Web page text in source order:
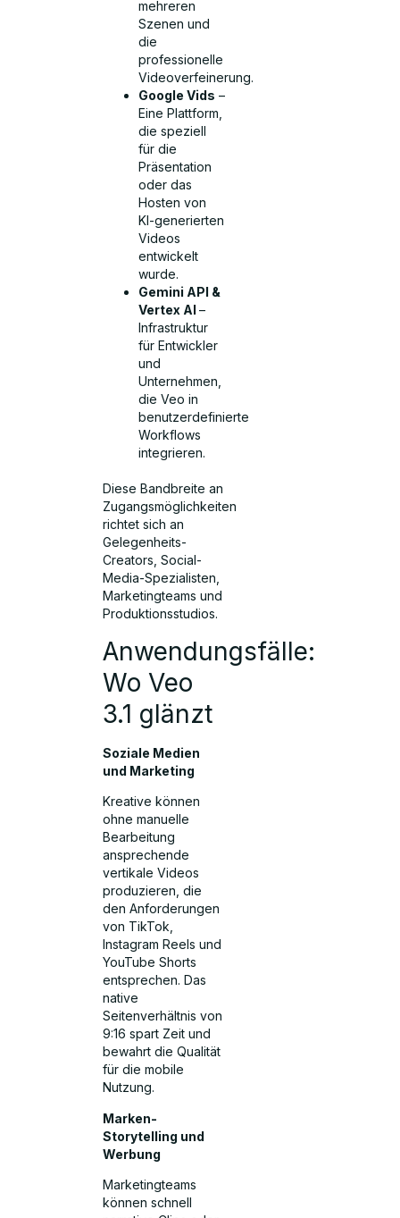
mehreren
Szenen und
die
professionelle
Videoverfeinerung.
Google Vids –
Eine Plattform,
die speziell
für die
Präsentation
oder das
Hosten von
KI-generierten
Videos
entwickelt
wurde.
Gemini API &
Vertex AI–
Infrastruktur
für Entwickler
und
Unternehmen,
die Veo in
benutzerdefinierte
Workflows
integrieren.
Diese Bandbreite an
Zugangsmöglichkeiten
richtet sich an
Gelegenheits-
Creators, Social-
Media-Spezialisten,
Marketingteams und
Produktionsstudios.
Anwendungsfälle:
Wo Veo
3.1 glänzt
Soziale Medien
und Marketing
Kreative können
ohne manuelle
Bearbeitung
ansprechende
vertikale Videos
produzieren, die
den Anforderungen
von TikTok,
Instagram Reels und
YouTube Shorts
entsprechen. Das
native
Seitenverhältnis von
9:16 spart Zeit und
bewahrt die Qualität
für die mobile
Nutzung.
Marken-
Storytelling und
Werbung
Marketingteams
können schnell